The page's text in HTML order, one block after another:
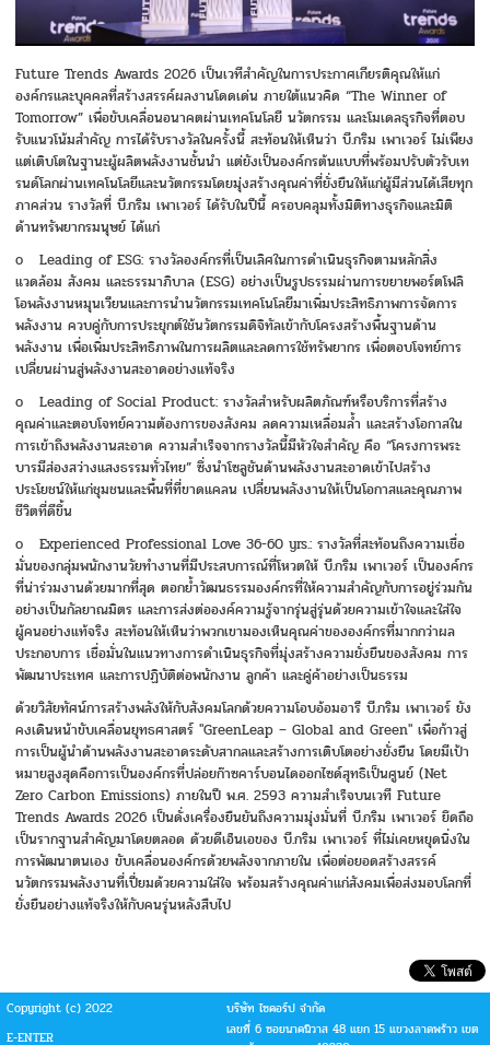
Future Trends Awards 2026 เป็นเวทีสำคัญในการประกาศเกียรติคุณให้แก่
องค์กรและบุคคลที่สร้างสรรค์ผลงานโดดเด่น ภายใต้แนวคิด “The Winner of
Tomorrow” เพื่อขับเคลื่อนอนาคตผ่านเทคโนโลยี นวัตกรรม และโมเดลธุรกิจที่ตอบ
รับแนวโน้มสำคัญ การได้รับรางวัลในครั้งนี้ สะท้อนให้เห็นว่า บี.กริม เพาเวอร์ ไม่เพียง
แต่เติบโตในฐานะผู้ผลิตพลังงานชั้นนำ แต่ยังเป็นองค์กรต้นแบบที่พร้อมปรับตัวรับเท
รนด์โลกผ่านเทคโนโลยีและนวัตกรรมโดยมุ่งสร้างคุณค่าที่ยั่งยืนให้แก่ผู้มีส่วนได้เสียทุก
ภาคส่วน รางวัลที่ บี.กริม เพาเวอร์ ได้รับในปีนี้ ครอบคลุมทั้งมิติทางธุรกิจและมิติ
ด้านทรัพยากรมนุษย์ ได้แก่
o Leading of ESG: รางวัลองค์กรที่เป็นเลิศในการดำเนินธุรกิจตามหลักสิ่ง
แวดล้อม สังคม และธรรมาภิบาล (ESG) อย่างเป็นรูปธรรมผ่านการขยายพอร์ตโฟลิ
โอพลังงานหมุนเวียนและการนำนวัตกรรมเทคโนโลยีมาเพิ่มประสิทธิภาพการจัดการ
พลังงาน ควบคู่กับการประยุกต์ใช้นวัตกรรมดิจิทัลเข้ากับโครงสร้างพื้นฐานด้าน
พลังงาน เพื่อเพิ่มประสิทธิภาพในการผลิตและลดการใช้ทรัพยากร เพื่อตอบโจทย์การ
เปลี่ยนผ่านสู่พลังงานสะอาดอย่างแท้จริง
o Leading of Social Product: รางวัลสำหรับผลิตภัณฑ์หรือบริการที่สร้าง
คุณค่าและตอบโจทย์ความต้องการของสังคม ลดความเหลื่อมล้ำ และสร้างโอกาสใน
การเข้าถึงพลังงานสะอาด ความสำเร็จจากรางวัลนี้มีหัวใจสำคัญ คือ “โครงการพระ
บารมีส่องสว่างแสงธรรมทั่วไทย” ซึ่งนำโซลูชันด้านพลังงานสะอาดเข้าไปสร้าง
ประโยชน์ให้แก่ชุมชนและพื้นที่ที่ขาดแคลน เปลี่ยนพลังงานให้เป็นโอกาสและคุณภาพ
ชีวิตที่ดีขึ้น
o Experienced Professional Love 36-60 yrs.: รางวัลที่สะท้อนถึงความเชื่อ
มั่นของกลุ่มพนักงานวัยทำงานที่มีประสบการณ์ที่โหวตให้ บี.กริม เพาเวอร์ เป็นองค์กร
ที่น่าร่วมงานด้วยมากที่สุด ตอกย้ำวัฒนธรรมองค์กรที่ให้ความสำคัญกับการอยู่ร่วมกัน
อย่างเป็นกัลยาณมิตร และการส่งต่อองค์ความรู้จากรุ่นสู่รุ่นด้วยความเข้าใจและใส่ใจ
ผู้คนอย่างแท้จริง สะท้อนให้เห็นว่าพวกเขามองเห็นคุณค่าขององค์กรที่มากกว่าผล
ประกอบการ เชื่อมั่นในแนวทางการดำเนินธุรกิจที่มุ่งสร้างความยั่งยืนของสังคม การ
พัฒนาประเทศ และการปฏิบัติต่อพนักงาน ลูกค้า และคู่ค้าอย่างเป็นธรรม
ด้วยวิสัยทัศน์การสร้างพลังให้กับสังคมโลกด้วยความโอบอ้อมอารี บี.กริม เพาเวอร์ ยัง
คงเดินหน้าขับเคลื่อนยุทธศาสตร์ "GreenLeap – Global and Green" เพื่อก้าวสู่
การเป็นผู้นำด้านพลังงานสะอาดระดับสากลและสร้างการเติบโตอย่างยั่งยืน โดยมีเป้า
หมายสูงสุดคือการเป็นองค์กรที่ปล่อยก๊าซคาร์บอนไดออกไซด์สุทธิเป็นศูนย์ (Net
Zero Carbon Emissions) ภายในปี พ.ศ. 2593 ความสำเร็จบนเวที Future
Trends Awards 2026 เป็นดั่งเครื่องยืนยันถึงความมุ่งมั่นที่ บี.กริม เพาเวอร์ ยึดถือ
เป็นรากฐานสำคัญมาโดยตลอด ด้วยดีเอ็นเอของ บี.กริม เพาเวอร์ ที่ไม่เคยหยุดนิ่งใน
การพัฒนาตนเอง ขับเคลื่อนองค์กรด้วยพลังจากภายใน เพื่อต่อยอดสร้างสรรค์
นวัตกรรมพลังงานที่เปี่ยมด้วยความใส่ใจ พร้อมสร้างคุณค่าแก่สังคมเพื่อส่งมอบโลกที่
ยั่งยืนอย่างแท้จริงให้กับคนรุ่นหลังสืบไป
Copyright (c) 2022
บริษัท ไซคอร์ป จำกัด
E-ENTER
เลขที่ 6 ซอยนาคนิวาส 48 แยก 15 แขวงลาดพร้าว เขต